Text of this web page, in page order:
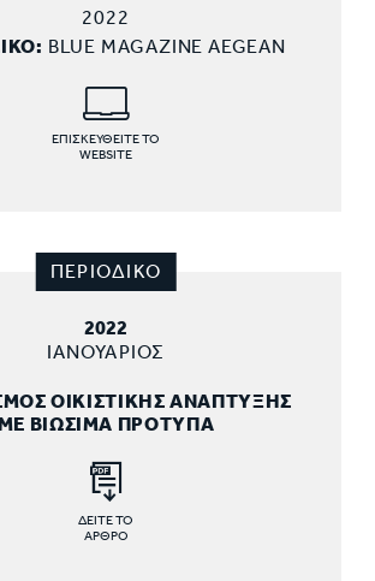
2022
BLUE MAGAZINE AEGEAN
ΕΠΙΣΚΕΥΘΕΙΤΕ ΤΟ
WEBSITE
ΠΕΡΙΟΔΙΚΟ
2022
ΙΑΝΟΥΑΡΙΟΣ
ΟΙΚΙΣΤΙΚΗΣ ΑΝΑΠΤΥΞΗΣ
ΒΙΩΣΙΜΑ ΠΡΟΤΥΠΑ
ΔΕΙΤΕ ΤΟ
ΑΡΘΡΟ